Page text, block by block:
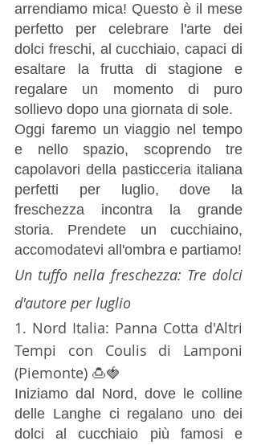
arrendiamo mica! Questo è il mese
perfetto per celebrare l'arte dei
dolci freschi, al cucchiaio, capaci di
esaltare la frutta di stagione e
regalare un momento di puro
sollievo dopo una giornata di sole.
Oggi faremo un viaggio nel tempo
e nello spazio, scoprendo tre
capolavori della pasticceria italiana
perfetti per luglio, dove la
freschezza incontra la grande
storia. Prendete un cucchiaino,
accomodatevi all'ombra e partiamo!
Un tuffo nella freschezza: Tre dolci
d'autore per luglio
1. Nord Italia: Panna Cotta d'Altri
Tempi con Coulis di Lamponi
(Piemonte) 🍮🍓
Iniziamo dal Nord, dove le colline
delle Langhe ci regalano uno dei
dolci al cucchiaio più famosi e